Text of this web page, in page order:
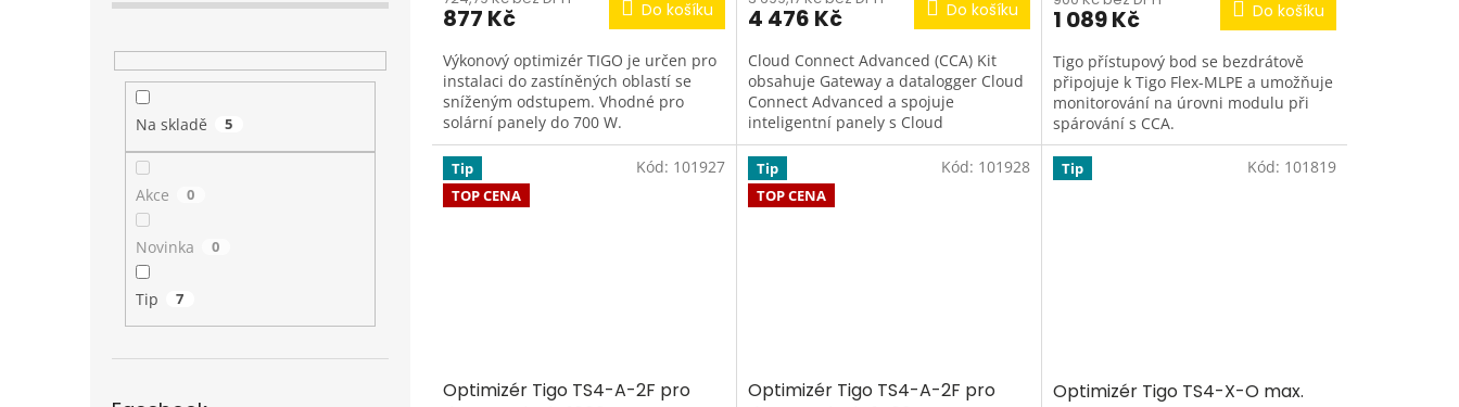
Na skladě 5
Akce 0
Novinka 0
Tip 7
877 Kč Do košíku
Výkonový optimizér TIGO je určen pro
instalaci do zastíněných oblastí se
sníženým odstupem. Vhodné pro
solární panely do 700 W.
4 476 Kč Do košíku
Cloud Connect Advanced (CCA) Kit
obsahuje Gateway a datalogger Cloud
Connect Advanced a spojuje
inteligentní panely s Cloud
s monitorovacím softwarem Tigo
Smart.
1 089 Kč Do košíku
Tigo přístupový bod se bezdrátově
připojuje k Tigo Flex-MLPE a umožňuje
monitorování na úrovni modulu při
spárování s CCA.
Tip
TOP CENA
Optimizér Tigo TS4-A-2F pro
Kód: 101927
Tip
TOP CENA
Optimizér Tigo TS4-A-2F pro
Kód: 101928 Tip
Optimizér Tigo TS4-X-O max.
Kód: 101819